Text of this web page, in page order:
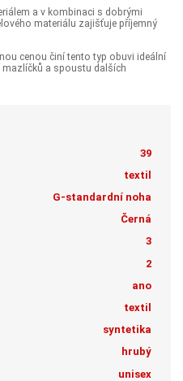
a v kombinaci s dobrými
materiálu zajišťuje příjemný
cenou činí tento typ obuvi ideální
mazlíčků a spoustu dalších
39
textil
G-standardní noha
Černá
3
2
ano
textil
syntetika
hrubý
unisex